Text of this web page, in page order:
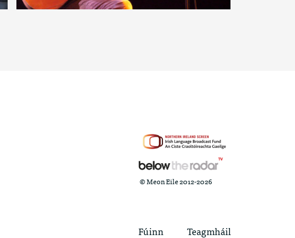
© Meon Eile 2012-2026
Fúinn Teagmháil